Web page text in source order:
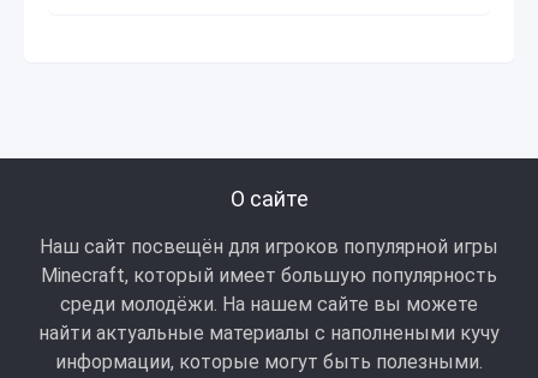
О сайте
Наш сайт посвещён для игроков популярной игры
Minecraft, который имеет большую популярность
среди молодёжи. На нашем сайте вы можете
найти актуальные материалы с наполнеными кучу
информации, которые могут быть полезными.